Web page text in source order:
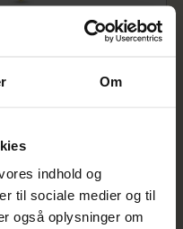
Om
indhold og
til sociale medier og til
også oplysninger om
kr